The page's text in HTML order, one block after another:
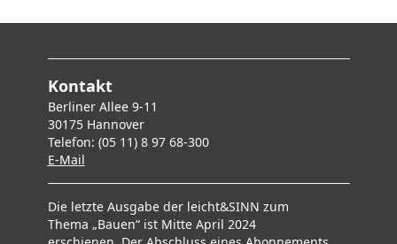
Kontakt
Berliner Allee 9-11
30175 Hannover
Telefon: (05 11) 8 97 68-300
E-Mail
Die letzte Ausgabe der leicht&SINN zum
Thema „Bauen“ ist Mitte April 2024